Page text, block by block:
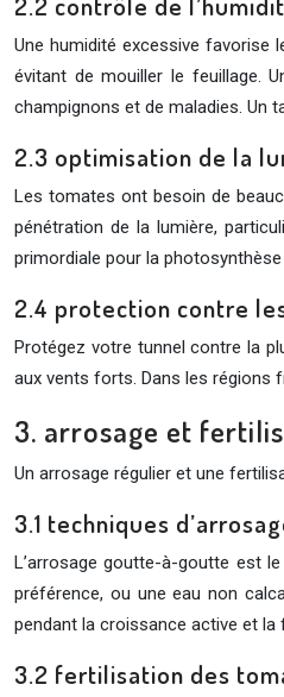
Une humidité excessive favorise
évitant de mouiller le feuillage.
champignons et de maladies. Un
2.3 optimisation de la
Les tomates ont besoin de
pénétration de la lumière,
primordiale pour la
2.4 protection contre
Protégez votre tunnel contre la
aux vents forts. Dans les régions
3. arrosage et
Un arrosage régulier et une
3.1 techniques
L’arrosage goutte-à-goutte est
préférence, ou une eau non
pendant la croissance active et la
3.2 fertilisation des